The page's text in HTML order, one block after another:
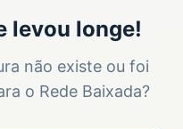
levou longe!
não existe ou foi
o Rede Baixada?